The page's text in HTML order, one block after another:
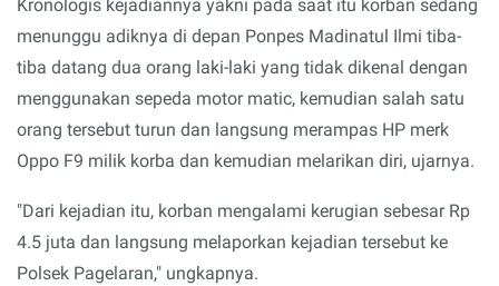
Kronologis kejadiannya yakni pada saat itu korban sedang
menunggu adiknya di depan Ponpes Madinatul Ilmi tiba-
tiba datang dua orang laki-laki yang tidak dikenal dengan
menggunakan sepeda motor matic, kemudian salah satu
orang tersebut turun dan langsung merampas HP merk
Oppo F9 milik korba dan kemudian melarikan diri, ujarnya.
"Dari kejadian itu, korban mengalami kerugian sebesar Rp
4.5 juta dan langsung melaporkan kejadian tersebut ke
Polsek Pagelaran," ungkapnya.